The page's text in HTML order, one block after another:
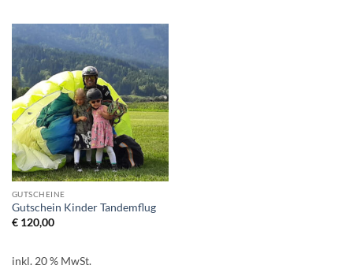
GUTSCHEINE
Gutschein Kinder Tandemflug
€120,00
inkl. 20 % MwSt.